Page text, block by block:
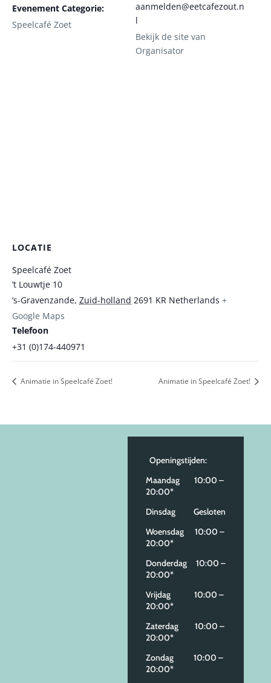
Evenement Categorie:
Speelcafé Zoet
aanmelden@eetcafezout.n
l
Bekijk de site van
Organisator
LOCATIE
Speelcafé Zoet
’t Louwtje 10
‘s-Gravenzande, Zuid-holland 2691 KR Netherlands +
Google Maps
Telefoon
+31 (0)174-440971
Animatie in Speelcafé Zoet! Animatie in Speelcafé Zoet!
Openingstijden:
Maandag 10:00 –
20:00*
Dinsdag Gesloten
Woensdag 10:00 –
20:00*
Donderdag 10:00 –
20:00*
Vrijdag 10:00 –
20:00*
Zaterdag 10:00 –
20:00*
Zondag 10:00 –
20:00*